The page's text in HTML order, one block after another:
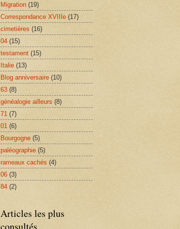
Migration (19)
Correspondance XVIIIe (17)
cimetières (16)
04 (15)
testament (15)
Italie (13)
Blog anniversaire (10)
63 (8)
généalogie ailleurs (8)
71 (7)
01 (6)
Bourgogne (5)
paléographie (5)
rameaux cachés (4)
06 (3)
84 (2)
Articles les plus